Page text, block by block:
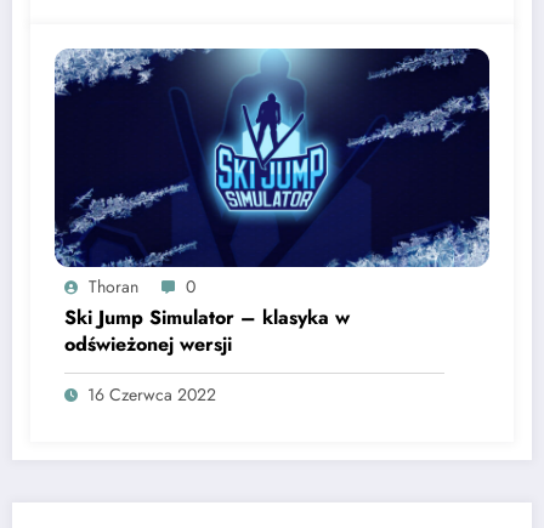
Thoran 0
Ski Jump Simulator – klasyka w
odświeżonej wersji￼
16 Czerwca 2022